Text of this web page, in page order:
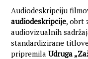
Audiodeskripciju
audiodeskripcije, obrt
audiovizualnih
standardizirane
pripremilaUdruga